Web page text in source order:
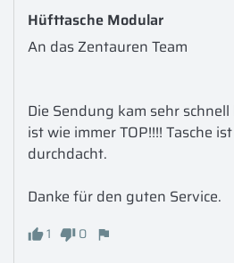
Hüfttasche Modular
An das Zentauren Team
Die Sendung kam sehr
ist wie immer TOP!!!! Tasche
durchdacht.
1 0